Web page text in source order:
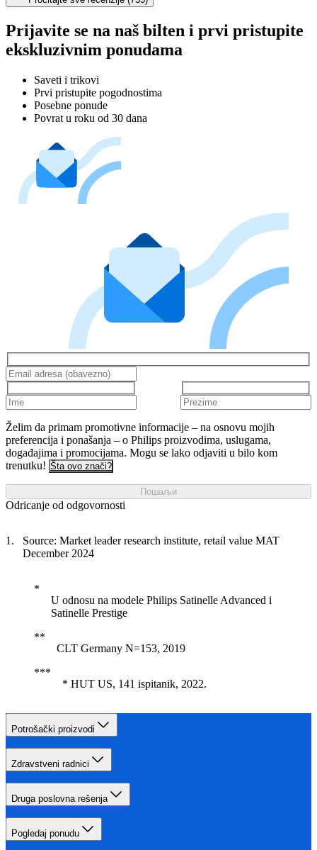
Prijavite se na naš bilten i prvi pristupite
ekskluzivnim ponudama
Saveti i trikovi
Prvi pristupite pogodnostima
Posebne ponude
Povrat u roku od 30 dana
Želim da primam promotivne informacije – na osnovu mojih
preferencija i ponašanja – o Philips proizvodima, uslugama,
događajima i promocijama. Mogu se lako odjaviti u bilo kom
trenutku! Šta ovo znači?
Пошаљи
Odricanje od odgovornosti
Source: Market leader research institute, retail value MAT
December 2024
U odnosu na modele Philips Satinelle Advanced i
Satinelle Prestige
CLT Germany N=153, 2019
* HUT US, 141 ispitanik, 2022.
Potrošački proizvodi
Zdravstveni radnici
Druga poslovna rešenja
Pogledaj ponudu